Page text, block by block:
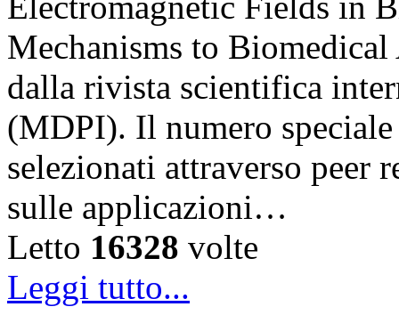
Mechanisms to
dalla rivista scientifica
(MDPI). Il numero
selezionati attraverso peer
sulle applicazioni…
Letto 16328 volte
Leggi tutto...